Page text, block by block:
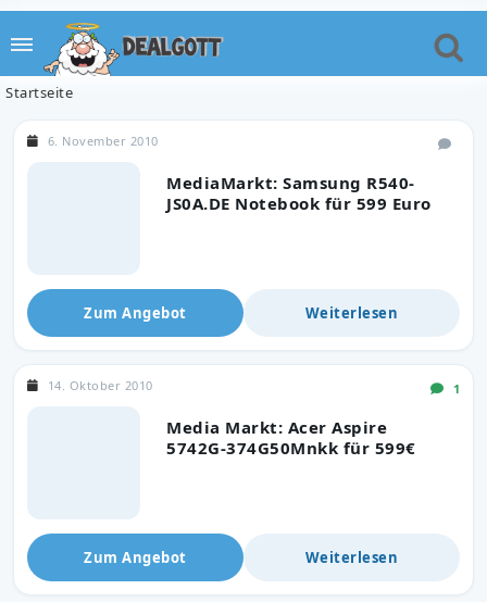
Startseite
MediaMarkt: Samsung R540-
JS0A.DE Notebook für 599 Euro
6. November 2010
Zum Angebot Weiterlesen
Media Markt: Acer Aspire
5742G-374G50Mnkk für 599€
14. Oktober 2010 1
Zum Angebot Weiterlesen